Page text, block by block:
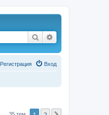
Поиск
Вход
Регистрация
35 тем